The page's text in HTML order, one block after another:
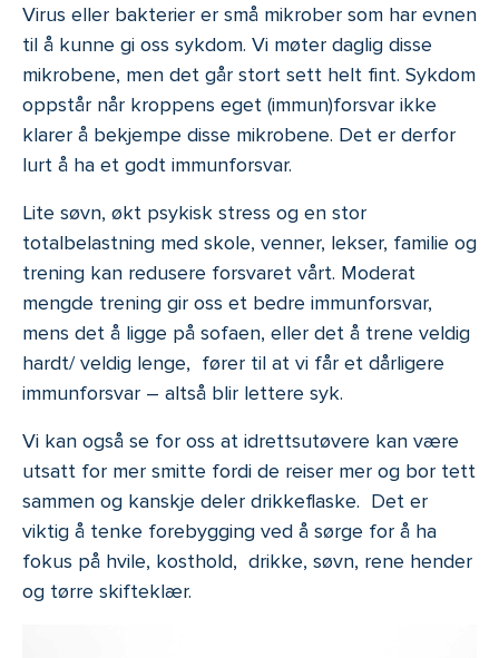
Virus eller bakterier er små mikrober som har evnen
til å kunne gi oss sykdom. Vi møter daglig disse
mikrobene, men det går stort sett helt fint. Sykdom
oppstår når kroppens eget (immun)forsvar ikke
klarer å bekjempe disse mikrobene. Det er derfor
lurt å ha et godt immunforsvar.
Lite søvn, økt psykisk stress og en stor
totalbelastning med skole, venner, lekser, familie og
trening kan redusere forsvaret vårt. Moderat
mengde trening gir oss et bedre immunforsvar,
mens det å ligge på sofaen, eller det å trene veldig
hardt/ veldig lenge, fører til at vi får et dårligere
immunforsvar – altså blir lettere syk.
Vi kan også se for oss at idrettsutøvere kan være
utsatt for mer smitte fordi de reiser mer og bor tett
sammen og kanskje deler drikkeflaske. Det er
viktig å tenke forebygging ved å sørge for å ha
fokus på hvile, kosthold, drikke, søvn, rene hender
og tørre skifteklær.